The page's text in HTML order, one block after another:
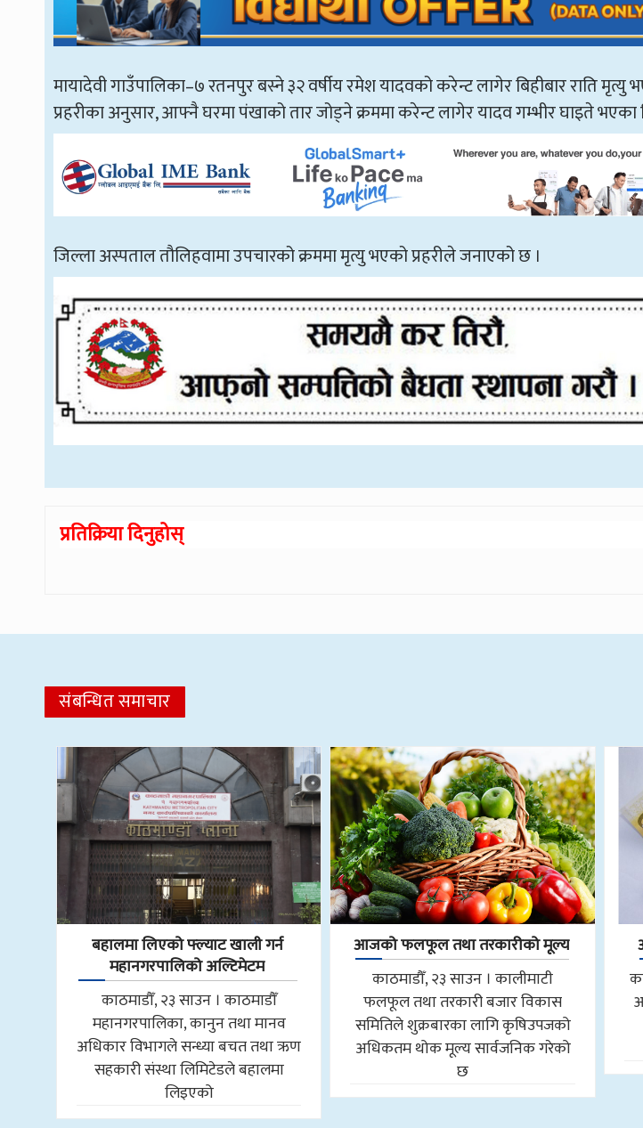
मायादेवी गाउँपालिका–७ रतनपुर बस्ने ३२ वर्षीय रमेश यादवको करेन्ट लागेर बिहीबार राति मृत्यु
प्रहरीका अनुसार, आफ्नै घरमा पंखाको तार जोड्ने क्रममा करेन्ट लागेर यादव गम्भीर घाइते भएका
जिल्ला अस्पताल तौलिहवामा उपचारको क्रममा मृत्यु भएको प्रहरीले जनाएको छ ।
प्रतिक्रिया दिनुहोस्
संबन्धित समाचार
बहालमा लिएको फ्ल्याट खाली गर्न
महानगरपालिको अल्टिमेटम
काठमाडौँ, २३ साउन । काठमाडौँ
महानगरपालिका, कानुन तथा मानव
अधिकार विभागले सन्ध्या बचत तथा ऋण
सहकारी संस्था लिमिटेडले बहालमा
लिइएको
आजको फलफूल तथा तरकारीको मूल्य
काठमाडौँ, २३ साउन । कालीमाटी
फलफूल तथा तरकारी बजार विकास
समितिले शुक्रबारका लागि कृषिउपजको
अधिकतम थोक मूल्य सार्वजनिक गरेको
छ